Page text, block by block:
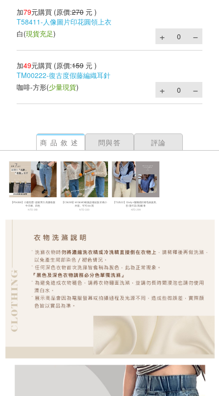
加79元購買 (原價:270 元 )
T58411-人像圖片印花圓領上衣
白(現貨充足)
加49元購買 (原價:159 元 )
TM00222-復古度假藤編織耳針
咖啡-方形(少量現貨)
商品敘述 問與答 評論